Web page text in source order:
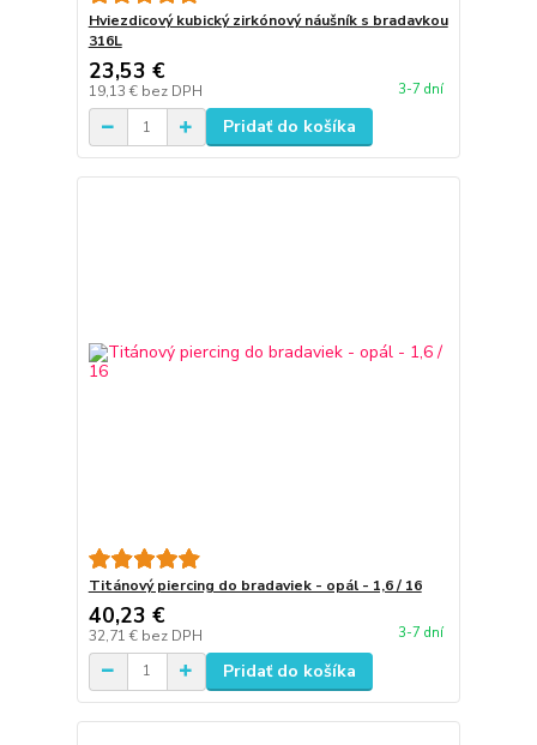
Hviezdicový kubický zirkónový náušník s bradavkou
316L
23,53 €
19,13 € bez DPH 3-7 dní
Pridať do košíka
Titánový piercing do bradaviek - opál - 1,6 / 16
40,23 €
32,71 € bez DPH 3-7 dní
Pridať do košíka